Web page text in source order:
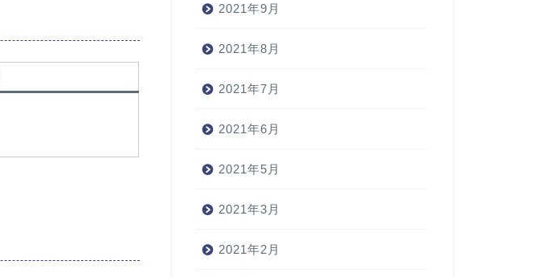
2021年9月
2021年8月
2021年7月
2021年6月
2021年5月
2021年3月
2021年2月